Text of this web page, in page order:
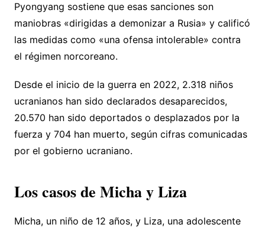
Pyongyang sostiene que esas sanciones son
maniobras «dirigidas a demonizar a Rusia» y calificó
las medidas como «una ofensa intolerable» contra
el régimen norcoreano.
Desde el inicio de la guerra en 2022, 2.318 niños
ucranianos han sido declarados desaparecidos,
20.570 han sido deportados o desplazados por la
fuerza y 704 han muerto, según cifras comunicadas
por el gobierno ucraniano.
Los casos de Micha y Liza
Micha, un niño de 12 años, y Liza, una adolescente